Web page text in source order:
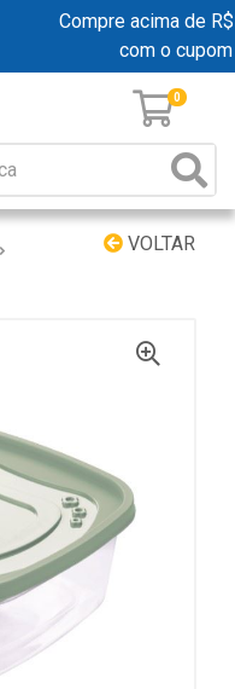
Compre acima de
com o cupom
0
VOLTAR